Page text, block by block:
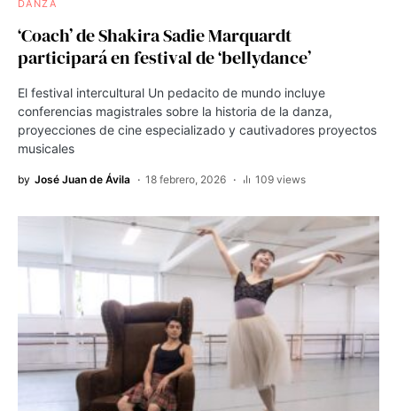
DANZA
‘Coach’ de Shakira Sadie Marquardt
participará en festival de ‘bellydance’
El festival intercultural Un pedacito de mundo incluye
conferencias magistrales sobre la historia de la danza,
proyecciones de cine especializado y cautivadores proyectos
musicales
by José Juan de Ávila 18 febrero, 2026 109 views